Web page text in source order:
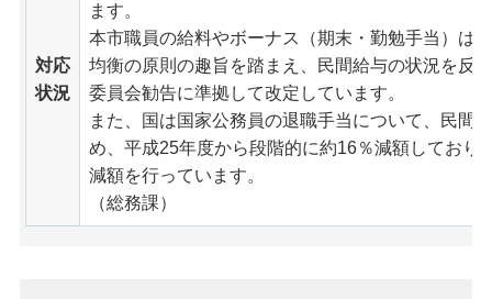
対応
状況
ます。
本市職員の給料やボーナス（期末・勤勉手当）は
均衡の原則の趣旨を踏まえ、民間給与の状況を反
委員会勧告に準拠して改定しています。
また、国は国家公務員の退職手当について、民間
め、平成25年度から段階的に約16％減額しており
減額を行っています。
（総務課）